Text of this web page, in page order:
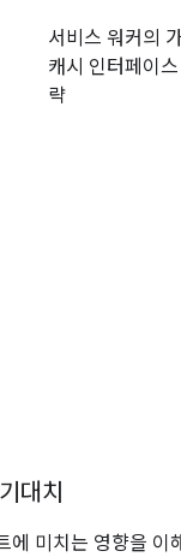
서비스 워커의
캐시 인터페이
략
대치
에 미치는 영향을 이